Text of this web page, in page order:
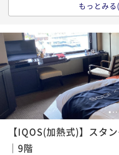
【スタンダード】＜素泊り
素泊まり 現地決済可 事前決済可
ポイ
【4月・5月限定★ショート
で今だけ特別価格！春の函館
朝食付き
もっとみ
1 2 3
【IQOS(加熱式)】スタ
｜9階